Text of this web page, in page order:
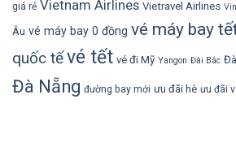
giá rẻ Vietnam Airlines Vietravel Airlines
Âu vé máy bay 0 đồng vé máy bay
quốc tếvé tết vé đi Mỹ Yangon Đài Bắc
Đà Nẵng đường bay mới ưu đãi hè ưu đãi